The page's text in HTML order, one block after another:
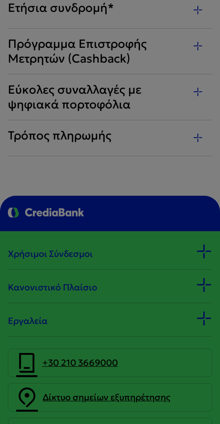
Ετήσια συνδρομή*
Πρόγραμμα Επιστροφής
Μετρητών (Cashback)
Εύκολες συναλλαγές με
ψηφιακά πορτοφόλια
Τρόπος πληρωμής
Χρήσιμοι Σύνδεσμοι
Κανονιστικό Πλαίσιο
Εργαλεία
+30 210 3669000
Δίκτυο σημείων εξυπηρέτησης